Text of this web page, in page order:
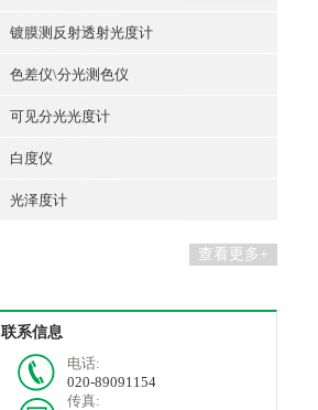
镀膜测反射透射光度计
色差仪\分光测色仪
可见分光光度计
白度仪
光泽度计
查看更多+
联系信息
电话:
020-89091154
传真: